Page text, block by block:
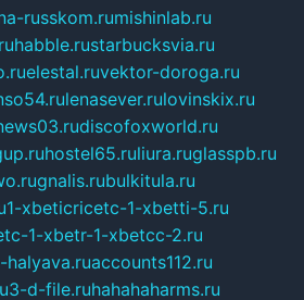
russkom.rumishinlab.ru
habble.rustarbucksvia.ru
elestal.ruvektor-doroga.ru
lenasever.rulovinskix.ru
discofoxworld.ru
hostel65.ruliura.ruglasspb.ru
gnalis.rubulkitula.ru
1-xbeticricetc-1-xbetti-5.ru
1-xbetr-1-xbetcc-2.ru
accounts112.ru
3-d-file.ruhahahaharms.ru